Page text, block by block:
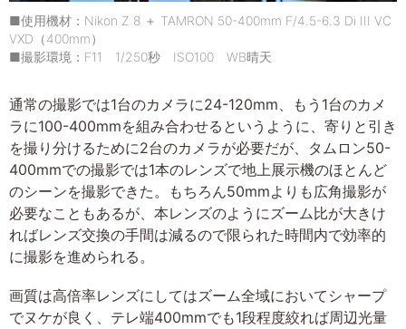
■使用機材：Nikon Z 8 ＋ TAMRON 50-400mm F/4.5-6.3 Di III VC
VXD（400mm）
■撮影環境：F11 1/250秒 ISO100 WB晴天
通常の撮影では1台のカメラに24-120mm、もう1台のカメ
ラに100-400mmを組み合わせるというように、寄りと引き
を撮り分けるために2台のカメラが必要だが、タムロン50-
400mmでの撮影では1本のレンズで地上展示機のほとんど
のシーンを撮影できた。もちろん50mmよりも広角撮影が
必要なこともあるが、本レンズのようにズーム比が大きけ
ればレンズ交換の手間は減るので限られた時間内で効率的
に撮影を進められる。
画質は高倍率レンズにしてはズーム全域においてシャープ
でヌケが良く、テレ端400mmでも1段程度絞れば周辺光量